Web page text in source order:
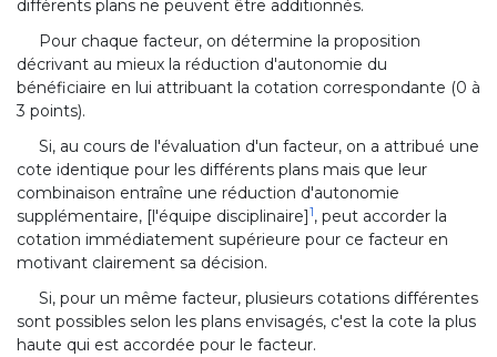
différents plans ne peuvent être additionnés.
Pour chaque facteur, on détermine la proposition
décrivant au mieux la réduction d'autonomie du
bénéficiaire en lui attribuant la cotation correspondante (0 à
3 points).
Si, au cours de l'évaluation d'un facteur, on a attribué une
cote identique pour les différents plans mais que leur
combinaison entraîne une réduction d'autonomie
supplémentaire, [l'équipe disciplinaire]1, peut accorder la
cotation immédiatement supérieure pour ce facteur en
motivant clairement sa décision.
Si, pour un même facteur, plusieurs cotations différentes
sont possibles selon les plans envisagés, c'est la cote la plus
haute qui est accordée pour le facteur.